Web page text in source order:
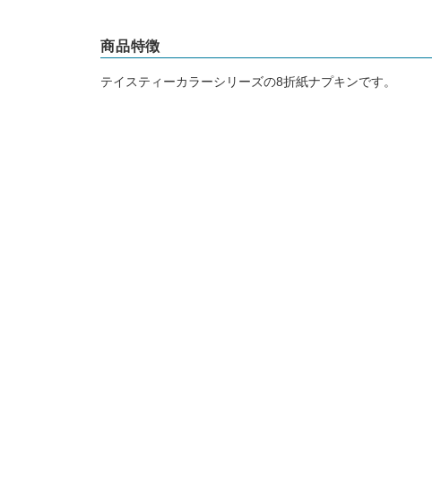
商品特徴
テイスティーカラーシリーズの8折紙ナプキンです。